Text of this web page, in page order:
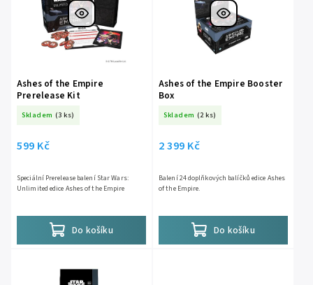
Nejprodávanější
Abecedně
Ashes of the Empire
Prerelease Kit
Skladem (3 ks)
599 Kč
Do košíku
Speciální Prerelease balení Star Wars:
Unlimited edice Ashes of the Empire
Ashes of the Empire Booster
Box
Skladem (2 ks)
2 399 Kč
Do košíku
Balení 24 doplňkových balíčků edice Ashes
of the Empire.